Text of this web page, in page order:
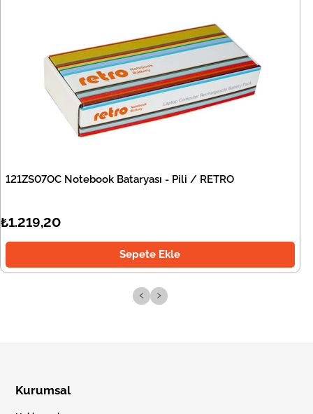
121ZS07OC Notebook Bataryası - Pili / RETRO
₺1.219,20
Sepete Ekle
‹ ›
Kurumsal